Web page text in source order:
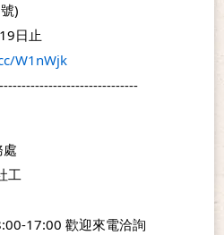
)
日止
W1nWjk
工
17:00 歡迎來電洽詢